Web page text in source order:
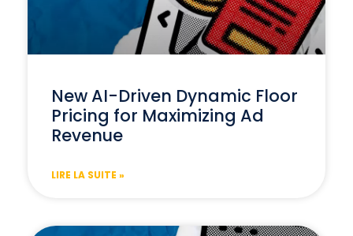
New AI-Driven Dynamic Floor
Pricing for Maximizing Ad
Revenue
LIRE LA SUITE »